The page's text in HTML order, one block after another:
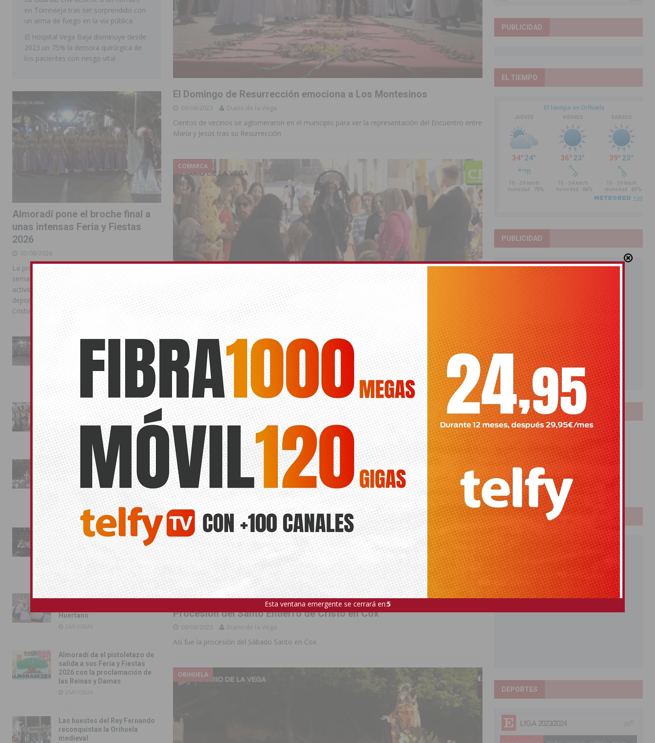
ORIHUELA
El Domingo de Resurrección emociona a Los Montesinos
09/04/2023 Diario de la Vega
Cientos de vecinos se aglomeraron en el municipio para ver la representación del Encuentro entre
María y Jesús tras su Resurrección
COMARCA
Procesión del Encuentro en Benferri
09/04/2023 Diario de la Vega
Domingo de Resurrección en Benferri
COX
Procesión del Santo Entierro de Cristo en Cox
09/04/2023 Diario de la Vega
Así fue la procesión del Sábado Santo en Cox
ORIHUELA
en Torrevieja tras ser sorprendido con
un arma de fuego en la vía pública
El Hospital Vega Baja disminuye desde
2023 un 75% la demora quirúrgica de
los pacientes con riesgo vital
Almoradí pone el broche final a
unas intensas Feria y Fiestas
2026
03/08/2026
La programación reunió durante más de una
semana actos institucionales, conciertos,
actividades familiares, competiciones
deportivas y las celebraciones de Moros y
Cristianos
La Entrada Cristiana llena de
esplendor las calles de
Almoradí en una multitudinaria
jornada festera
02/08/2026
La magia de la Entrada Mora
conquista las calles de
Almoradí
01/08/2026
La fiesta se adueña de
Almoradí con la presentación
de los cargos festeros y la
toma del castillo
31/07/2026
Pilar de la Horadada
conmemora con emoción el
40º aniversario de su
independencia como municipio
31/07/2026
Almoradí presume de raíces
Huertano
26/07/2026
Almoradí da el pistoletazo de
salida a sus Feria y Fiestas
2026 con la proclamación de
las Reinas y Damas
25/07/2026
Las huestes del Rey Fernando
reconquistan la Orihuela
medieval
PUBLICIDAD
EL TIEMPO
PUBLICIDAD
LOTERIAS
Bonoloto
Primitiva
El Gordo
Euromillones
Loteria
Once
PUBLICIDAD
DEPORTES
Esta ventana emergente se cerrará en:3